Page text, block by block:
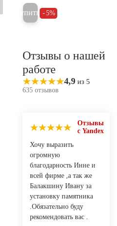
Купить 5%
Отзывы о нашей
работе
4,9 из 5
635 отзывов
Отзывы
с Yandex
Хочу выразить
огромную
благодарность Инне и
всей фирме ,а так же
Балакшину Ивану за
установку памятника
.Обязательно буду
рекомендовать вас .